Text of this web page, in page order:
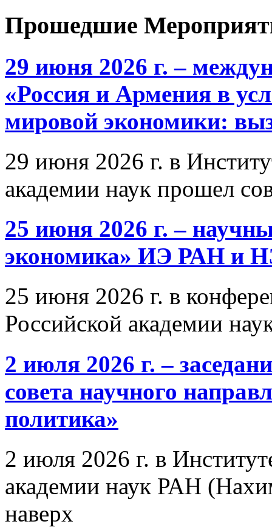
Прошедшие
29 июня 2026 г. –
«Россия и Армения в
мировой экономики:
29 июня 2026 г. в
академии наук прошел
25 июня 2026 г. –
экономика» ИЭ РАН и
25 июня 2026 г. в
Российской академии
2 июля 2026 г. –
совета научного
политика»
2 июля 2026 г. в
академии наук РАН
наверх